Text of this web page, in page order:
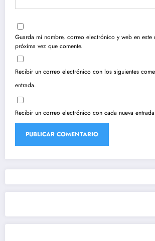
Guarda mi nombre, correo electrónico y web en este
próxima vez que comente.
Recibir un correo electrónico con los siguientes
entrada.
Recibir un correo electrónico con cada nueva